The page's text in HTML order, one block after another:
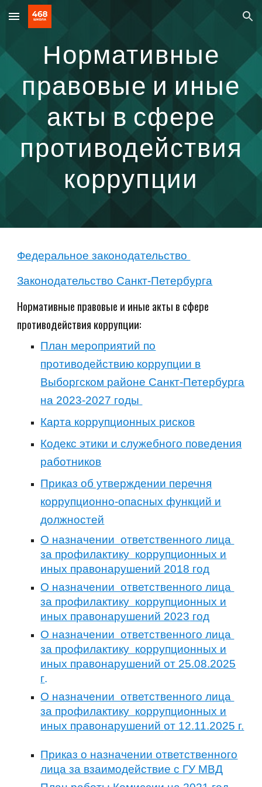
Skip to main content Skip to navigation
Нормативные
правовые и иные
акты в сфере
противодействия
коррупции
Федеральное законодательство
Законодательство Санкт-Петербурга
Нормативные правовые и иные акты в сфере
противодействия коррупции:
План мероприятий по
противодействию коррупции в
Выборгском районе Санкт-Петербурга
на 2023-2027 годы
Карта коррупционных рисков
Кодекс этики и служебного поведения
работников
Приказ об утверждении перечня
коррупционно-опасных функций и
должностей
О назначении ответственного лица
за профилактику коррупционных и
иных правонарушений 2018 год
О назначении ответственного лица
за профилактику коррупционных и
иных правонарушений 2023 год
О назначении ответственного лица
за профилактику коррупционных и
иных правонарушений от 25.08.2025
г.
О назначении ответственного лица
за профилактику коррупционных и
иных правонарушенийот 12.11.2025 г.
Приказ о назначении ответственного
лица за взаимодействие с ГУ МВД